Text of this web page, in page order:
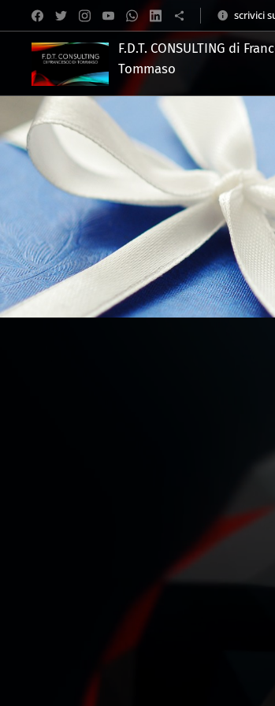
scrivici
F.D.T. CONSULTING di
Tommaso
.